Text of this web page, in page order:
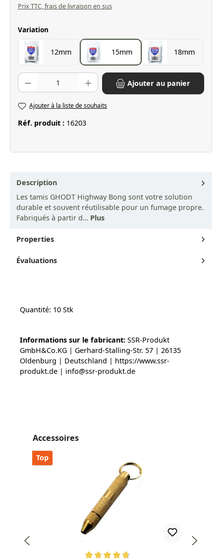
Prix TTC, frais de livraison en sus
Sélectionnez
Variation
12mm 15mm 18mm
Quantité de produit : Entrez la quantité souhaitée ou utilisez les
Ajouter au panier
Ajouter à la liste de souhaits
Réf. produit : 16203
Description
Les tamis GHODT Highway Bong sont votre solution
durable et souvent réutilisable pour un fumage propre.
Fabriqués à partir d… Plus
Properties
Évaluations
Quantité: 10 Stk
Informations sur le fabricant: SSR-Produkt
GmbH&Co.KG | Gerhard-Stalling-Str. 57 | 26135
Oldenburg | Deutschland | https://www.ssr-
produkt.de | info@ssr-produkt.de
Ignorer la galerie de produits
Accessoires
Top